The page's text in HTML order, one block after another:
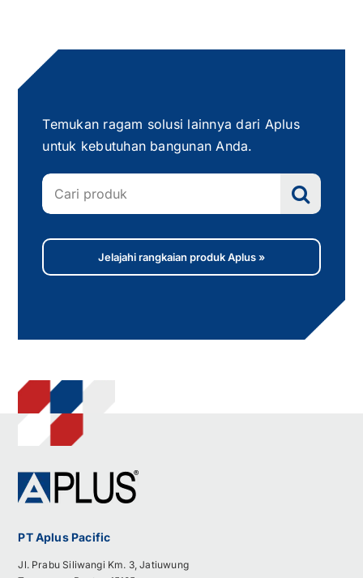
Temukan ragam solusi lainnya dari Aplus
untuk kebutuhan bangunan Anda.
Search
for:
Jelajahi rangkaian produk Aplus »
PT Aplus Pacific
Jl. Prabu Siliwangi Km. 3, Jatiuwung